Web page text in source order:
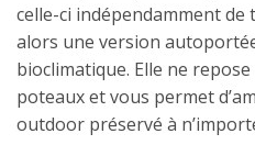
celle-ci indépendamment de
alors une version
bioclimatique. Elle ne
poteaux et vous permet
outdoor préservé à